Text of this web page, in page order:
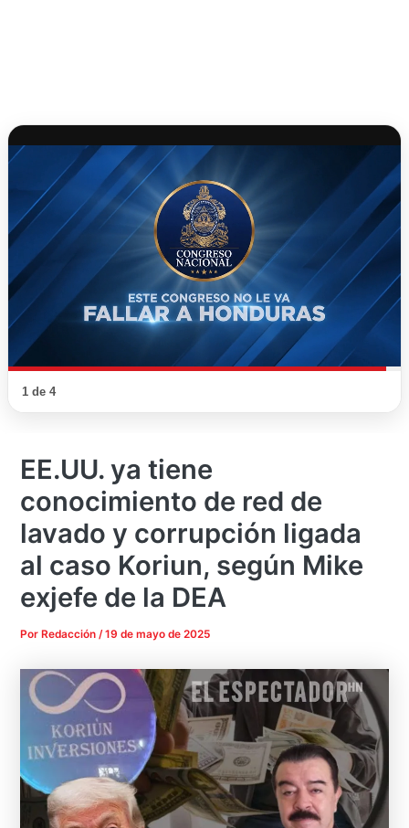
1 de 4
EE.UU. ya tiene
conocimiento de red de
lavado y corrupción ligada
al caso Koriun, según Mike
exjefe de la DEA
Por Redacción/19 de mayo de 2025